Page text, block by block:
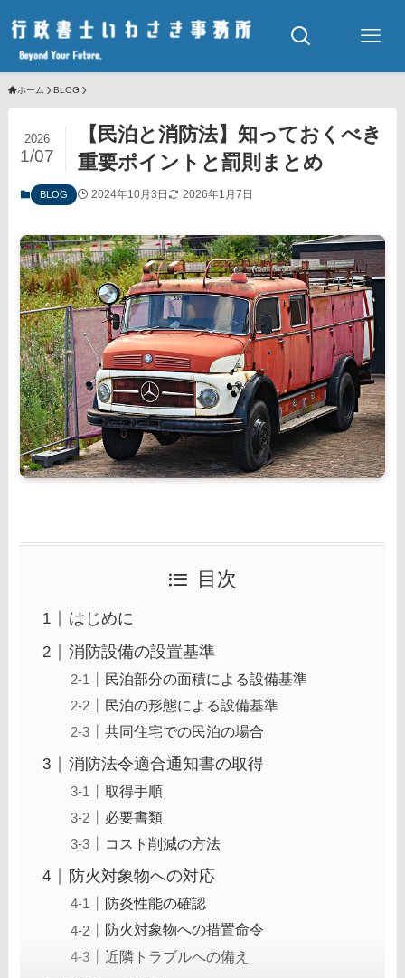
ホーム BLOG
【民泊と消防法】知っておくべき
重要ポイントと罰則まとめ
2026
1/07
BLOG 2024年10月3日 2026年1月7日
目次
はじめに
消防設備の設置基準
民泊部分の面積による設備基準
民泊の形態による設備基準
共同住宅での民泊の場合
消防法令適合通知書の取得
取得手順
必要書類
コスト削減の方法
防火対象物への対応
防炎性能の確認
防火対象物への措置命令
近隣トラブルへの備え